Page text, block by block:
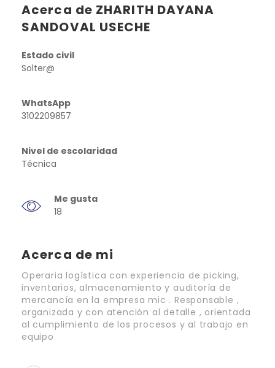
Acerca de ZHARITH DAYANA
SANDOVAL USECHE
Estado civil
Solter@
WhatsApp
3102209857
Nivel de escolaridad
Técnica
Me gusta
18
Acerca de mi
Operaria logística con experiencia de picking,
inventarios, almacenamiento y auditoría de
mercancía en la empresa mic . Responsable ,
organizada y con atención al detalle , orientada
al cumplimiento de los procesos y al trabajo en
equipo